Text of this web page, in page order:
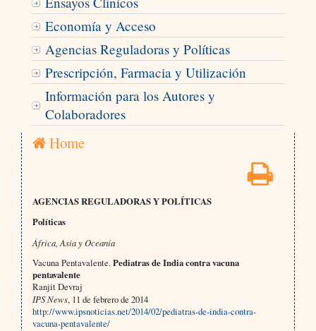
Economía y Acceso
Agencias Reguladoras y Políticas
Prescripción, Farmacia y Utilización
Información para los Autores y
Colaboradores
Home
AGENCIAS REGULADORAS Y POLÍTICAS
Políticas
África, Asia y Oceanía
Vacuna Pentavalente.Pediatras de India contra vacuna
pentavalente
Ranjit Devraj
IPS News, 11 de febrero de 2014
http://www.ipsnoticias.net/2014/02/pediatras-de-india-contra-
vacuna-pentavalente/